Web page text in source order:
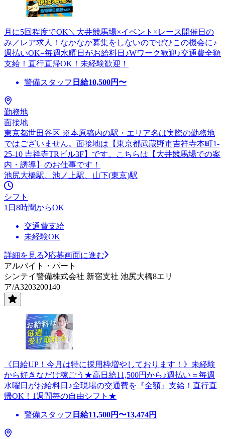
月に5回程度でOK＼大井競馬場×イベント×レース開催日の
み／レア求人！なかなか募集をしないのでぜひこの機会に♪
週払いOK=毎週水曜日がお給料日♪Wワーク歓迎♪交通費全額
支給！直行直帰OK！未経験歓迎！
警備スタッフ 日給10,500円〜
勤務地
面接地
東京都世田谷区 ※本原稿内の駅・エリア名は実際の勤務地
ではございません。面接地は【東京都武蔵野市吉祥寺本町1-
25-10 吉祥寺TRビル3F】です。こちらは【大井競馬場での案
内・誘導】のお仕事です！
池尻大橋駅、池ノ上駅、山下(東京)駅
シフト
1日8時間からOK
交通費支給
未経験OK
詳細を見る
応募画面に進む
アルバイト・パート
シンテイ警備株式会社 新宿支社 池尻大橋8エリ
ア/A3203200140
《日給UP！今月は特に採用枠増やしております！》未経験
から好きなだけ稼ごう★高日給11,500円から♪週払い＝毎週
水曜日がお給料日♪全現場の交通費を『全額』支給！直行直
帰OK！1週間毎の自由シフト★
警備スタッフ 日給11,500円〜13,474円